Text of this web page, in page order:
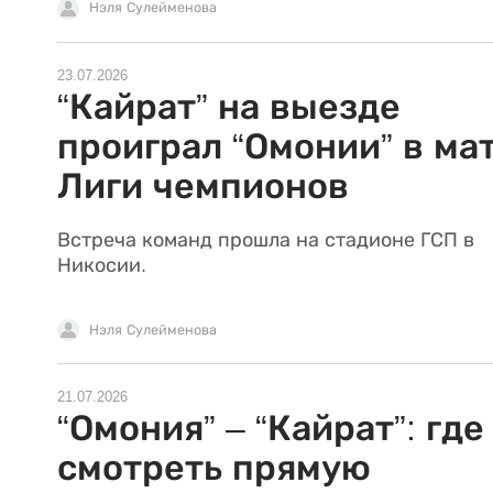
Нэля Сулейменова
23.07.2026
“Кайрат” на выезде
проиграл “Омонии” в
Лиги чемпионов
Встреча команд прошла на стадионе ГСП в
Никосии.
Нэля Сулейменова
21.07.2026
“Омония” – “Кайрат”: где
смотреть прямую